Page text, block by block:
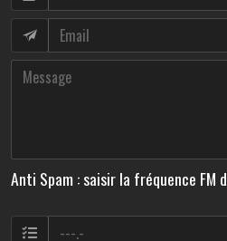
Anti Spam : saisir la fréquence FM